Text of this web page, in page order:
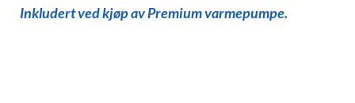
Inkludert ved kjøp av Premium varmepumpe.